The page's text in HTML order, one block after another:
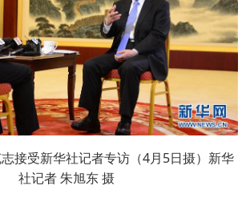
接受新华社记者专访（4月5日摄）新华
社记者 朱旭东 摄